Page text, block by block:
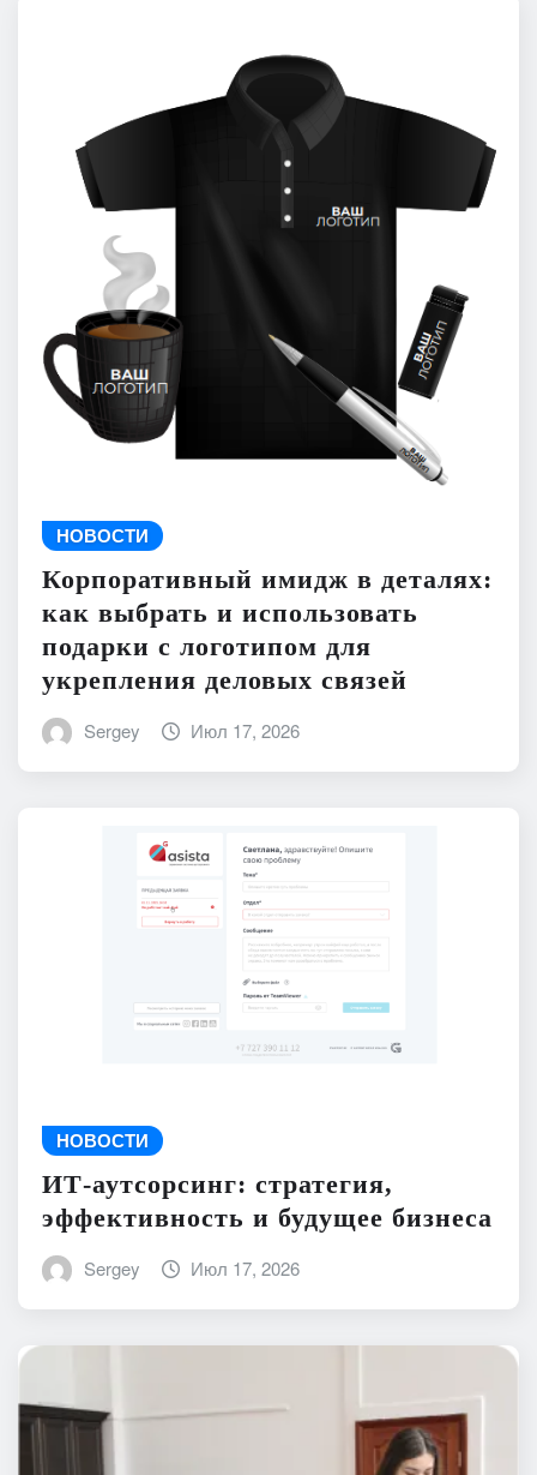
НОВОСТИ
Корпоративный имидж в деталях:
как выбрать и использовать
подарки с логотипом для
укрепления деловых связей
Sergey Июл 17, 2026
НОВОСТИ
ИТ-аутсорсинг: стратегия,
эффективность и будущее бизнеса
Sergey Июл 17, 2026